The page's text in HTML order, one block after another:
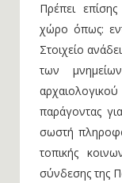
Πρέπει
χώρο όπως:
Στοιχείο
των
παράγοντας
σωστή
τοπικής
σύνδεσης της